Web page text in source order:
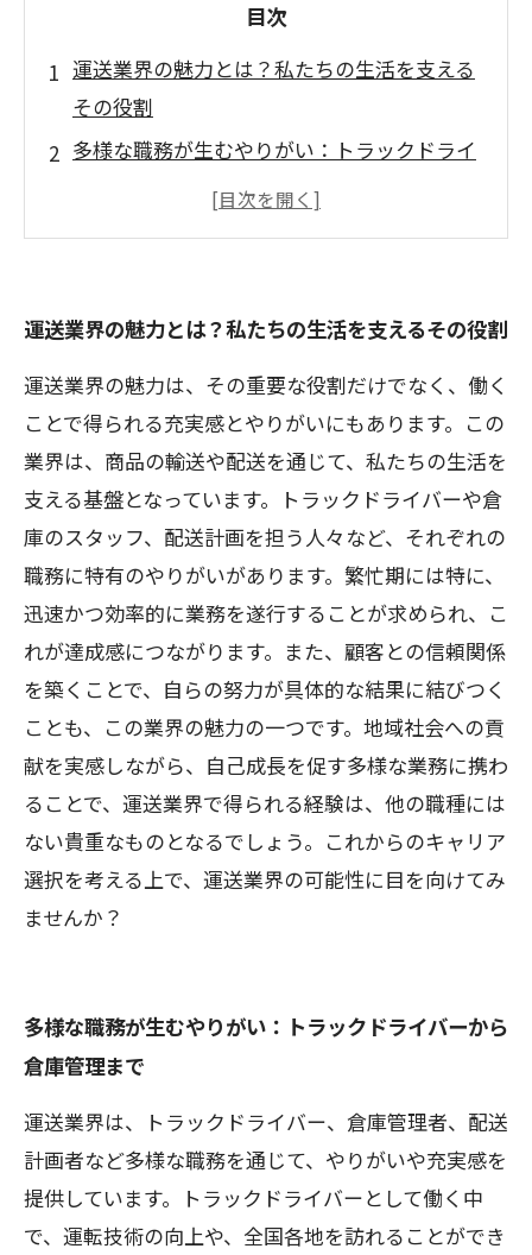
目次
運送業界の魅力とは？私たちの生活を支える
その役割
多様な職務が生むやりがい：トラックドライ
バーから倉庫管理まで
運送業界での成長機会：自分に合ったスキル
地域社会への貢献が生み出す充実感：運送業
界の誇り
顧客との信頼関係を築く悦び：運送業界の真
髄
実体験から学ぶ運送業界のやりがいと課題
運送業界でのキャリアを考える：あなたの可
能性を広げよう
運送業界の魅力とは？私たちの生活を支えるその役割
運送業界の魅力は、その重要な役割だけでなく、働く
ことで得られる充実感とやりがいにもあります。この
業界は、商品の輸送や配送を通じて、私たちの生活を
支える基盤となっています。トラックドライバーや倉
庫のスタッフ、配送計画を担う人々など、それぞれの
職務に特有のやりがいがあります。繁忙期には特に、
迅速かつ効率的に業務を遂行することが求められ、こ
れが達成感につながります。また、顧客との信頼関係
を築くことで、自らの努力が具体的な結果に結びつく
ことも、この業界の魅力の一つです。地域社会への貢
献を実感しながら、自己成長を促す多様な業務に携わ
ることで、運送業界で得られる経験は、他の職種には
ない貴重なものとなるでしょう。これからのキャリア
選択を考える上で、運送業界の可能性に目を向けてみ
ませんか？
多様な職務が生むやりがい：トラックドライバーから
倉庫管理まで
運送業界は、トラックドライバー、倉庫管理者、配送
計画者など多様な職務を通じて、やりがいや充実感を
提供しています。トラックドライバーとして働く中
で、運転技術の向上や、全国各地を訪れることができ